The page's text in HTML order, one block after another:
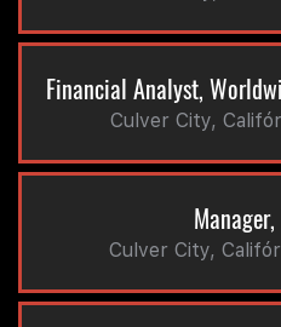
Financial Analyst,
Culver City,
Culver City,